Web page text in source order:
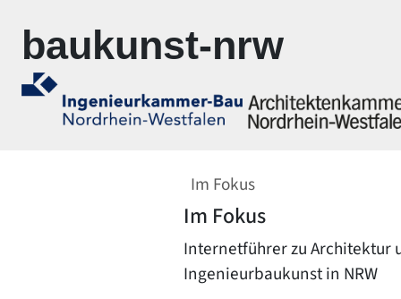
baukunst-nrw
Im Fokus
Im Fokus
Internetführer zu Architektur
Ingenieurbaukunst in NRW